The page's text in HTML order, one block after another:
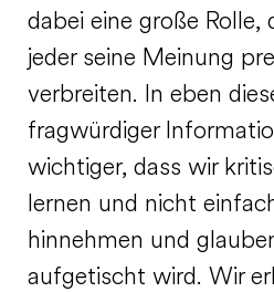
dabei eine große Rolle,
jeder seine Meinung
verbreiten. In eben
fragwürdiger
wichtiger, dass wir
lernen und nicht
hinnehmen und
aufgetischt wird. Wir